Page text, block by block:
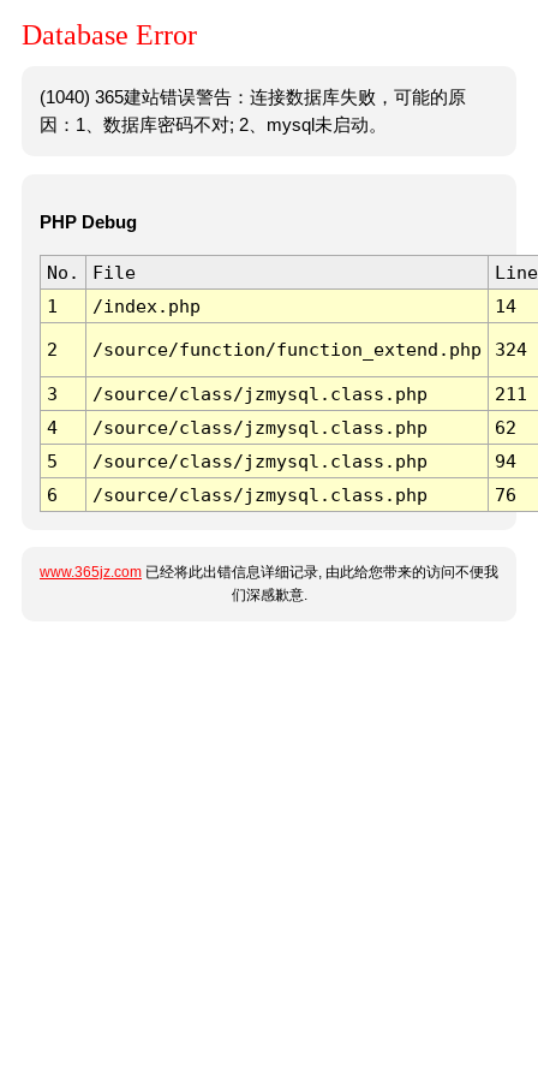
Database Error
(1040) 365建站错误警告：连接数据库失败，可能的原
因：1、数据库密码不对; 2、mysql未启动。
PHP Debug
No. File
Line
1
/index.php 14
2 /source/function/function_extend.php 324
3 /source/class/jzmysql.class.php
211
4
/source/class/jzmysql.class.php
62
5
/source/class/jzmysql.class.php
94
6
/source/class/jzmysql.class.php 76
www.365jz.com 已经将此出错信息详细记录, 由此给您带来的访问不便我
们深感歉意.